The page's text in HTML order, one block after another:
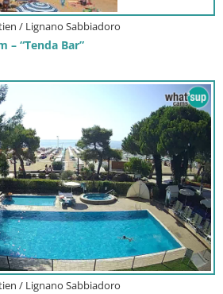
/ Lignano Sabbiadoro
– “Tenda Bar”
/ Lignano Sabbiadoro